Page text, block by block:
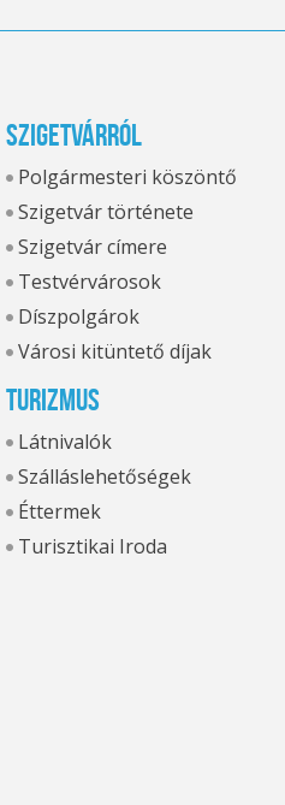
Szigetvárról
Polgármesteri köszöntő
Szigetvár története
Szigetvár címere
Testvérvárosok
Díszpolgárok
Városi kitüntető díjak
Turizmus
Látnivalók
Szálláslehetőségek
Éttermek
Turisztikai Iroda